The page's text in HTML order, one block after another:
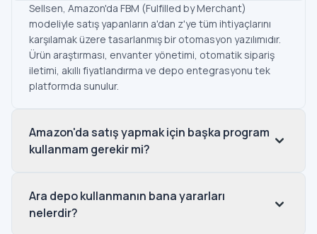
Sellsen, Amazon'da FBM (Fulfilled by Merchant)
modeliyle satış yapanların a'dan z'ye tüm ihtiyaçlarını
karşılamak üzere tasarlanmış bir otomasyon yazılımıdır.
Ürün araştırması, envanter yönetimi, otomatik sipariş
iletimi, akıllı fiyatlandırma ve depo entegrasyonu tek
platformda sunulur.
Amazon'da satış yapmak için başka program
kullanmam gerekir mi?
Ara depo kullanmanın bana yararları
nelerdir?